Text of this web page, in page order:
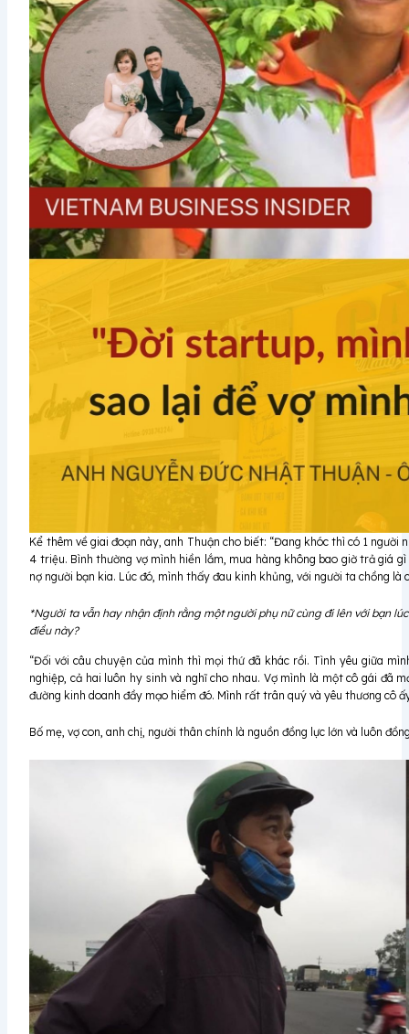
Kể thêm về giai đoạn này, anh Thuận cho biết: “Đang khóc thì có 1
4 triệu. Bình thường vợ mình hiền lắm, mua hàng không bao giờ trả giá
nợ người bạn kia. Lúc đó, mình thấy đau kinh khủng, với người ta chồng
*Người ta vẫn hay nhận định rằng một người phụ nữ cùng đi lên với bạn
điều này?
“Đối với câu chuyện của mình thì mọi thứ đã khác rồi. Tình yêu giữa
nghiệp, cả hai luôn hy sinh và nghĩ cho nhau. Vợ mình là một cô gái đã
đường kinh doanh đầy mạo hiểm đó. Mình rất trân quý và yêu thương cô
Bố mẹ, vợ con, anh chị, người thân chính là nguồn đồng lực lớn và luôn